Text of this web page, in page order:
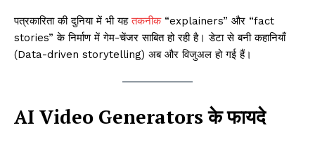
पत्रकारिता की दुनिया में भी यहतकनीक“explainers” और “fact
stories” के निर्माण में गेम-चेंजर साबित हो रही है। डेटा से बनी कहानियाँ
(Data-driven storytelling) अब और विजुअल हो गई हैं।
AI Video Generators के फायदे